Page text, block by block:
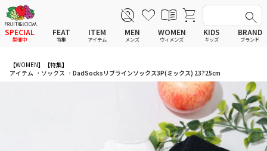
SPECIAL
開催中
FEAT
特集
ITEM
アイテム
全てのアイテム
Tシャツ
スウェットシャツ
スカート
MEN
メンズ
全てのメンズ アイテム
Tシャツ
スウェットシャツ
その他ウェア
WOMEN
ウィメンズ
全てのウィメンズ
Tシャツ
スウェットシャツ
スカート
KIDS
キッズ
全てのキッズ
Tシャツ
スウェットシャツ
スカート
BRAND
ブランド
【WOMEN】
【特集】
アイテム
ソックス DadSocksリブラインソックス3P(ミックス) 23?25cm